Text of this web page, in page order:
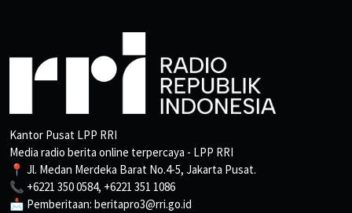
Kantor Pusat LPP RRI
Media radio berita online terpercaya - LPP RRI
📍 Jl. Medan Merdeka Barat No.4-5, Jakarta Pusat.
📞 +6221 350 0584, +6221 351 1086
📩 Pemberitaan: beritapro3@rri.go.id